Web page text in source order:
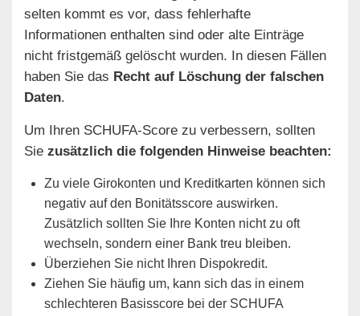
selten kommt es vor, dass fehlerhafte
Informationen enthalten sind oder alte Einträge
nicht fristgemäß gelöscht wurden. In diesen Fällen
haben Sie das Recht auf Löschung der falschen
Daten.
Um Ihren SCHUFA-Score zu verbessern, sollten
Sie zusätzlich die folgenden Hinweise beachten:
Zu viele Girokonten und Kreditkarten können sich
negativ auf den Bonitätsscore auswirken.
Zusätzlich sollten Sie Ihre Konten nicht zu oft
wechseln, sondern einer Bank treu bleiben.
Überziehen Sie nicht Ihren Dispokredit.
Ziehen Sie häufig um, kann sich das in einem
schlechteren Basisscore bei der SCHUFA